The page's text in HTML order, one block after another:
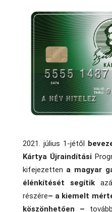
2021. július 1-jétől
Kártya Újraindítási
kifejezetten a magyar
élénkítését segítik
részére– a kiemelt
köszönhetően –